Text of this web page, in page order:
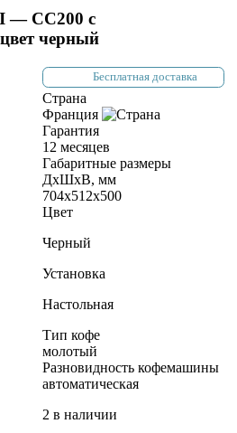
— CC200 с
черный
Бесплатная доставка
Страна
Франция
Гарантия
12 месяцев
Габаритные размеры
ДхШхВ, мм
704x512x500
Цвет
Черный
Установка
Настольная
Тип кофе
молотый
Разновидность кофемашины
автоматическая
2 в наличии